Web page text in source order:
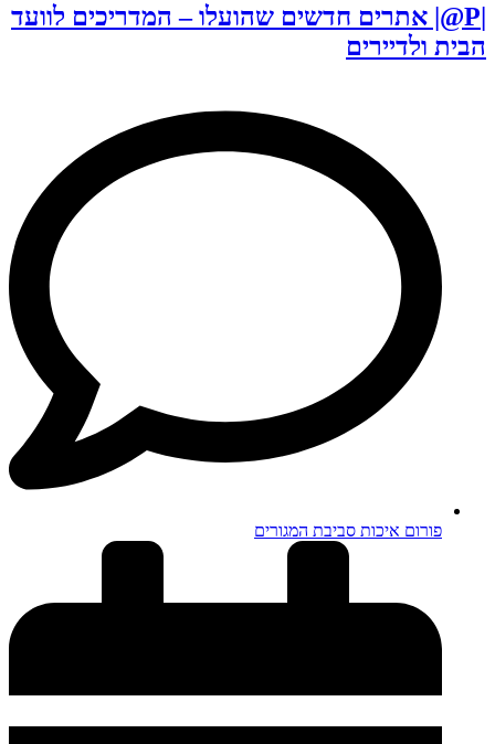
|P@| אתרים חדשים שהועלו – המדריכים לוועד
הבית ולדיירים
פורום איכות סביבת המגורים